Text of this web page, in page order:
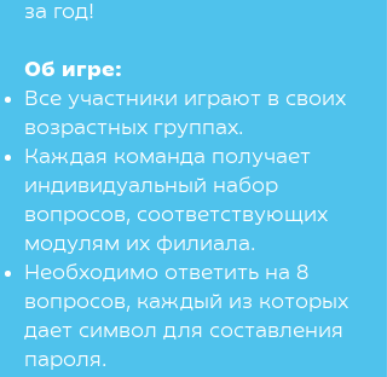
за год!
Об игре:
Все участники играют в своих
возрастных группах.
Каждая команда получает
индивидуальный набор
вопросов, соответствующих
модулям их филиала.
Необходимо ответить на 8
вопросов, каждый из которых
дает символ для составления
пароля.